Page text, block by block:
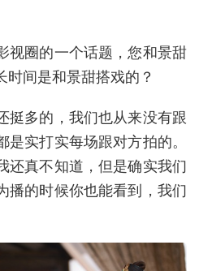
视圈的一个话题，您和景甜
间是和景甜搭戏的？
挺多的，我们也从来没有跟
实打实每场跟对方拍的。
还真不知道，但是确实我们
播的时候你也能看到，我们